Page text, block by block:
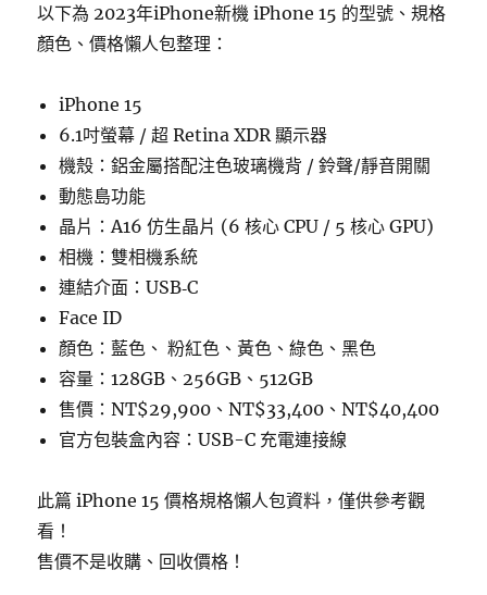
以下為 2023年iPhone新機 iPhone 15 的型號、規格
顏色、價格懶人包整理：
iPhone 15
6.1吋螢幕 / 超 Retina XDR 顯示器
機殼：鋁金屬搭配注色玻璃機背 / 鈴聲/靜音開關
動態島功能
晶片：A16 仿生晶片 (6 核心 CPU / 5 核心 GPU)
相機：雙相機系統
連結介面：USB‑C
Face ID
顏色：藍色、 粉紅色、黃色、綠色、黑色
容量：128GB、256GB、512GB
售價：NT$29,900、NT$33,400、NT$40,400
官方包裝盒內容：USB-C 充電連接線
此篇 iPhone 15 價格規格懶人包資料，僅供參考觀
看！
售價不是收購、回收價格！